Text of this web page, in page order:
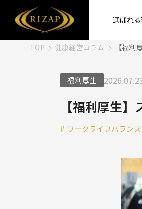
選ばれ
TOP 健康経営コラム 【福利
福利厚生 2026.07.23
【福利厚生
# ワークライフバランス